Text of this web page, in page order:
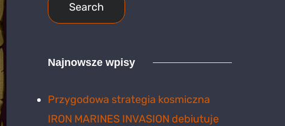
Najnowsze wpisy
Przygodowa strategia kosmiczna
IRON MARINES INVASION debiutuje